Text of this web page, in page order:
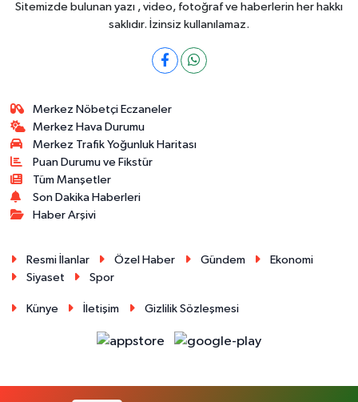
Sitemizde bulunan yazı , video, fotoğraf ve haberlerin her hakkı
saklıdır. İzinsiz kullanılamaz.
Merkez Nöbetçi Eczaneler
Merkez Hava Durumu
Merkez Trafik Yoğunluk Haritası
Puan Durumu ve Fikstür
Tüm Manşetler
Son Dakika Haberleri
Haber Arşivi
Resmi İlanlar Özel Haber Gündem
Ekonomi
Siyaset
Spor
Künye İletişim Gizlilik Sözleşmesi